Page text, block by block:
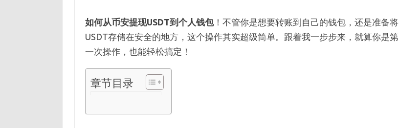
如何从币安提现USDT到个人钱包！不管你是想要转账到自己的钱包，还是准备将
USDT存储在安全的地方，这个操作其实超级简单。跟着我一步步来，就算你是第
一次操作，也能轻松搞定！
章节目录